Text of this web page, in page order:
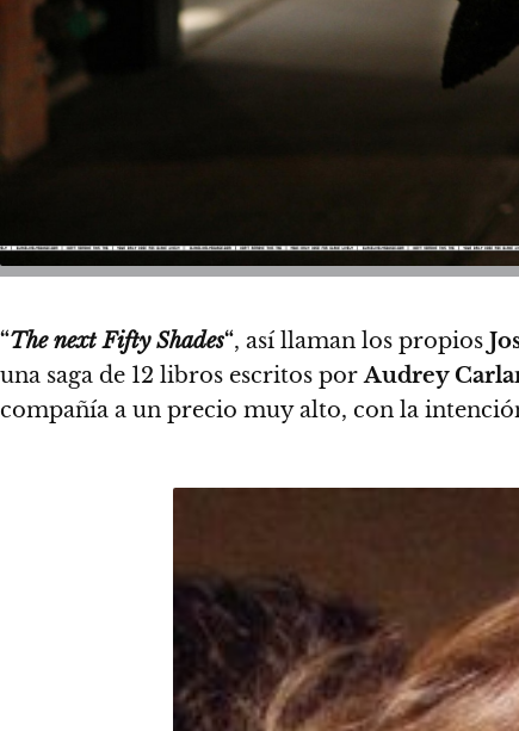
“The next Fifty Shades“, así llaman los propios
una saga de 12 libros escritos porAudrey
compañía a un precio muy alto, con la